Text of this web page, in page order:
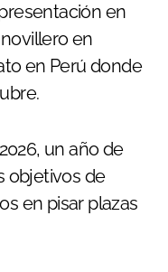
en
en
en Perú donde
un año de
objetivos de
en pisar plazas